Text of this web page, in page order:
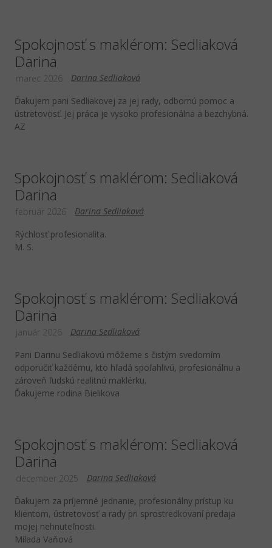
Spokojnosť s maklérom: Sedliaková
Darina
Darina Sedliaková
marec 2026
Ďakujem pani Sedliakovej za jej rady, odbornú pomoc a
ústretovosť. Jej práca je vysoko profesionálna a bezchybná.
AZ
Spokojnosť s maklérom: Sedliaková
Darina
Darina Sedliaková
február 2026
Rýchlosť profesionalita.
M. S.
Spokojnosť s maklérom: Sedliaková
Darina
Darina Sedliaková
január 2026
Pani Darinu Sedliakovú môžeme s čistým svedomím
odporučiť každému, kto hľadá spoľahlivú, profesionálnu a
zároveň ľudskú realitnú maklérku.
Ďakujeme rodina Bielikova
Spokojnosť s maklérom: Sedliaková
Darina
Darina Sedliaková
december 2025
Ďakujem za príjemné jednanie, profesionálny prístup ku
klientom, ústretovosť a rady pri sprostredkovaní predaja
mojej nehnuteľnosti.
Milada Vaňová